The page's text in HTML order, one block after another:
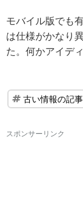
モバイル版でも
は仕様がかなり
た。何かアイデ
古い情報の記事
スポンサーリンク